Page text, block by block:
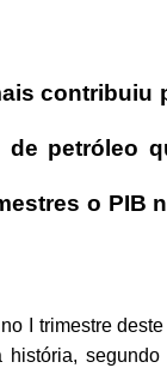
contribuiu
de petróleo
o PIB
I trimestre
segundo